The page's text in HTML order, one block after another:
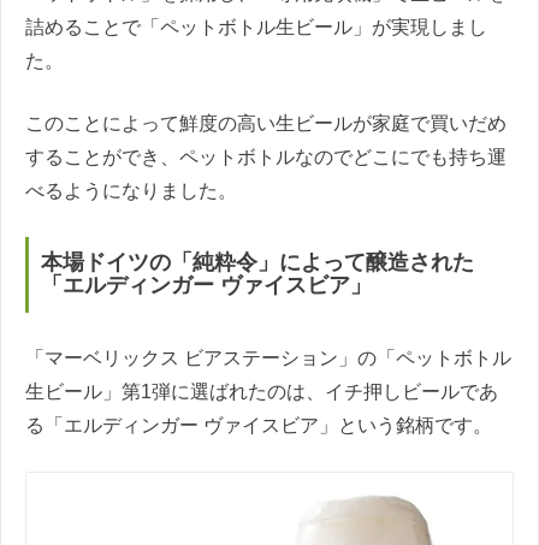
詰めることで「ペットボトル生ビール」が実現しまし
た。
このことによって鮮度の高い生ビールが家庭で買いだめ
することができ、ペットボトルなのでどこにでも持ち運
べるようになりました。
本場ドイツの「純粋令」によって醸造された
「エルディンガー ヴァイスビア」
「マーベリックス ビアステーション」の「ペットボトル
生ビール」第1弾に選ばれたのは、イチ押しビールであ
る「エルディンガー ヴァイスビア」という銘柄です。